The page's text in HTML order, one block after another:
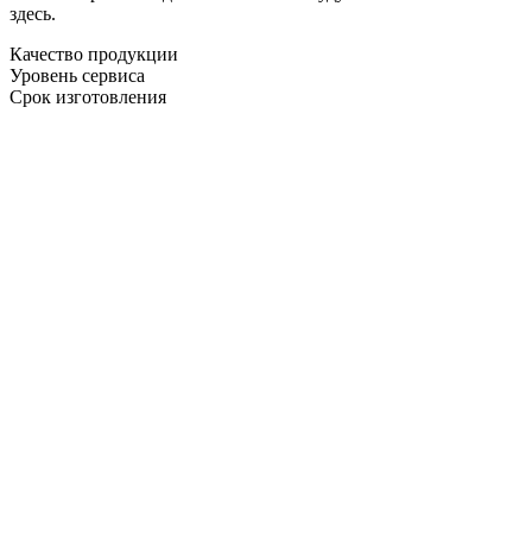
здесь.
Качество продукции
Уровень сервиса
Срок изготовления